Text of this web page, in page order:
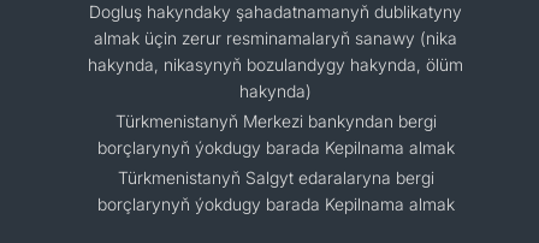
Dogluş hakyndaky şahadatnamanyň dublikatyny
almak üçin zerur resminamalaryň sanawy (nika
hakynda, nikasynyň bozulandygy hakynda, ölüm
hakynda)
Türkmenistanyň Merkezi bankyndan bergi
borçlarynyň ýokdugy barada Kepilnama almak
Türkmenistanyň Salgyt edaralaryna bergi
borçlarynyň ýokdugy barada Kepilnama almak